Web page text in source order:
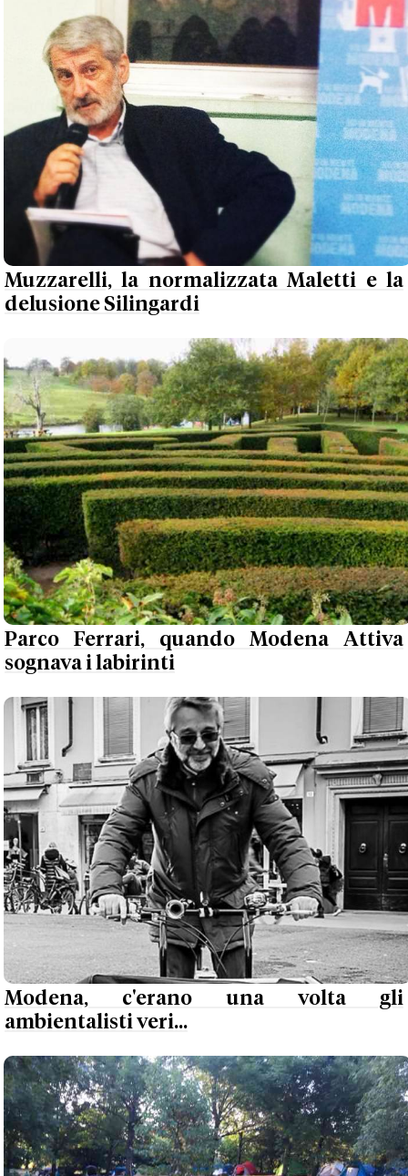
Muzzarelli, la normalizzata Maletti e la
delusione Silingardi
Parco Ferrari, quando Modena Attiva
sognava i labirinti
Modena, c'erano una volta gli
ambientalisti veri...